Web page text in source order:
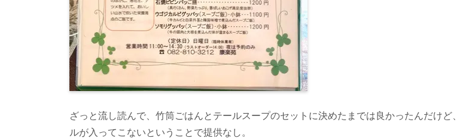
ざっと流し読んで、竹筒ごはんとテールスープのセットに決めたまでは良かったんだけど
ルが入ってこないということで提供なし。